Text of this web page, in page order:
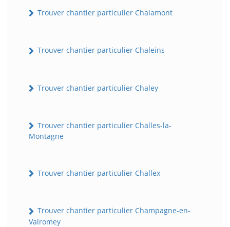
Trouver chantier particulier Chalamont
Trouver chantier particulier Chaleins
Trouver chantier particulier Chaley
Trouver chantier particulier Challes-la-
Montagne
Trouver chantier particulier Challex
Trouver chantier particulier Champagne-en-
Valromey